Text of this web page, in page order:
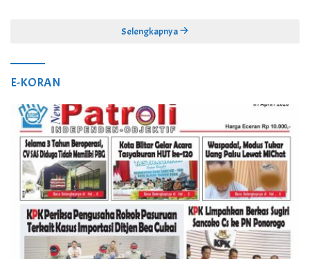
Selengkapnya
E-KORAN